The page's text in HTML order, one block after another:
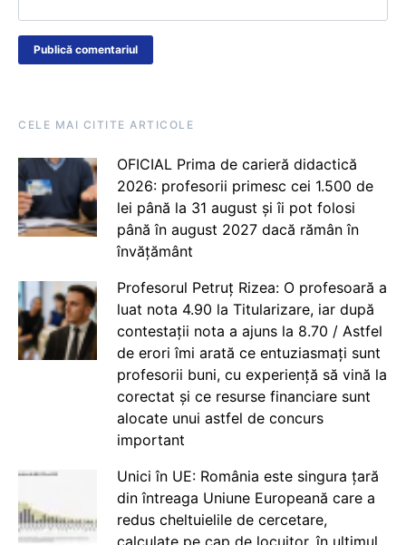
CELE MAI CITITE ARTICOLE
OFICIAL Prima de carieră didactică
2026: profesorii primesc cei 1.500 de
lei până la 31 august și îi pot folosi
până în august 2027 dacă rămân în
învățământ
Profesorul Petruț Rizea: O profesoară a
luat nota 4.90 la Titularizare, iar după
contestații nota a ajuns la 8.70 / Astfel
de erori îmi arată ce entuziasmați sunt
profesorii buni, cu experiență să vină la
corectat și ce resurse financiare sunt
alocate unui astfel de concurs
important
Unici în UE: România este singura țară
din întreaga Uniune Europeană care a
redus cheltuielile de cercetare,
calculate pe cap de locuitor, în ultimul